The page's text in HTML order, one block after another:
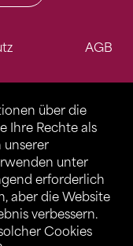
über die
Ihre Rechte als
unserer
unter
erforderlich
aber die Website
verbessern.
Cookies
AGB